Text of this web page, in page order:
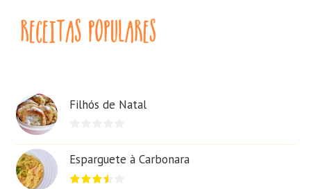
Filhós de Natal
Esparguete à Carbonara